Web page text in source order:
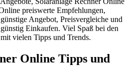
preiswerte Empfehlungen,
Angebot, Preisvergleiche und
Einkaufen. Viel Spaß bei den
vielen Tipps und Trends.
Online Tipps und